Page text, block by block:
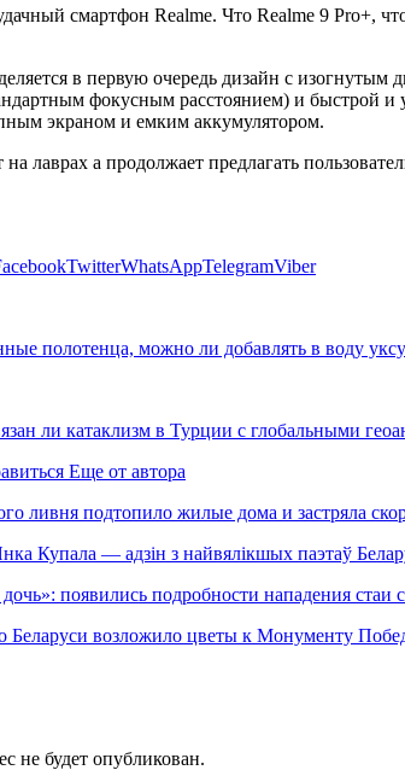
смартфон Realme. Что Realme 9 Pro+,
в первую очередь дизайн с
фокусным расстоянием) и быстрой
экраном и емким аккумулятором.
лаврах а продолжает предлагать
TwitterWhatsAppTelegramViber
полотенца, можно ли добавлять в воду
ли катаклизм в Турции с глобальными
Еще от автора
ливня подтопило жилые дома и застряла
Купала — адзін з найвялікшых паэтаў
дочь»: появились подробности нападения
Беларуси возложило цветы к Монументу
не будет опубликован.